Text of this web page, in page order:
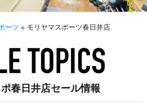
ーツ » モリヤマスポーツ春日井店
春日井店セール情報